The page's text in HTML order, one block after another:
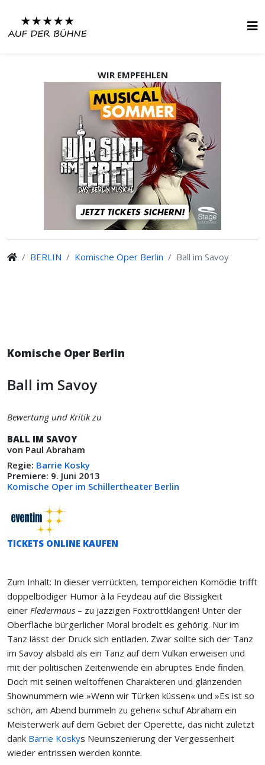
WIR EMPFEHLEN
BERLIN Komische Oper Berlin Ball im Savoy
Komische Oper Berlin
Ball im Savoy
Bewertung und Kritik zu
BALL IM SAVOY
von Paul Abraham
Regie: Barrie Kosky
Premiere: 9. Juni 2013
Komische Oper im Schillertheater Berlin
TICKETS ONLINE KAUFEN
Zum Inhalt: In dieser verrückten, temporeichen Komödie trifft
doppelbödiger Humor à la Feydeau auf die Bissigkeit
einer Fledermaus – zu jazzigen Foxtrottklängen! Unter der
Oberfläche bürgerlicher Moral brodelt es gehörig. Nur im
Tanz lässt der Druck sich entladen. Zwar sollte sich der Tanz
im Savoy alsbald als ein Tanz auf dem Vulkan erweisen und
mit der politischen Zeitenwende ein abruptes Ende finden.
Doch mit seinen weltoffenen Charakteren und glänzenden
Shownummern wie »Wenn wir Türken küssen« und »Es ist so
schön, am Abend bummeln zu gehen« schuf Abraham ein
Meisterwerk auf dem Gebiet der Operette, das nicht zuletzt
dank Barrie Koskys Neuinszenierung der Vergessenheit
wieder entrissen werden konnte.